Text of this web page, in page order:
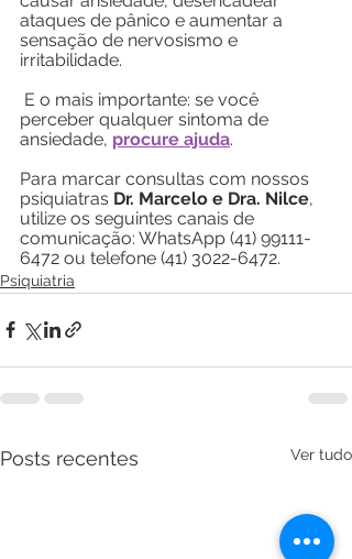
ataques de pânico e aumentar a
sensação de nervosismo e
irritabilidade.
perceber qualquer sintoma de
ansiedade, procure ajuda.
Para marcar consultas com nossos
psiquiatras Dr. Marcelo e Dra. Nilce,
utilize os seguintes canais de
comunicação: WhatsApp (41) 99111-
6472 ou telefone (41) 3022-6472.
Psiquiatria
Posts recentes Ver tudo